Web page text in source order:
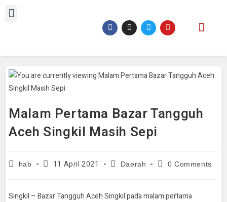
Malam Pertama Bazar Tangguh
Aceh Singkil Masih Sepi
hab 11 April 2021 Daerah 0 Comments
Singkil – Bazar Tangguh Aceh Singkil pada malam pertama